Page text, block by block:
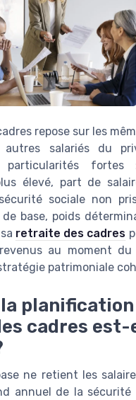
repose sur les
salariés du
particularités
élevé, part de
sociale non
base, poids
retraite des cadres
au moment
patrimoniale
planification
cadres est-
ne retient les
annuel de la sécurité